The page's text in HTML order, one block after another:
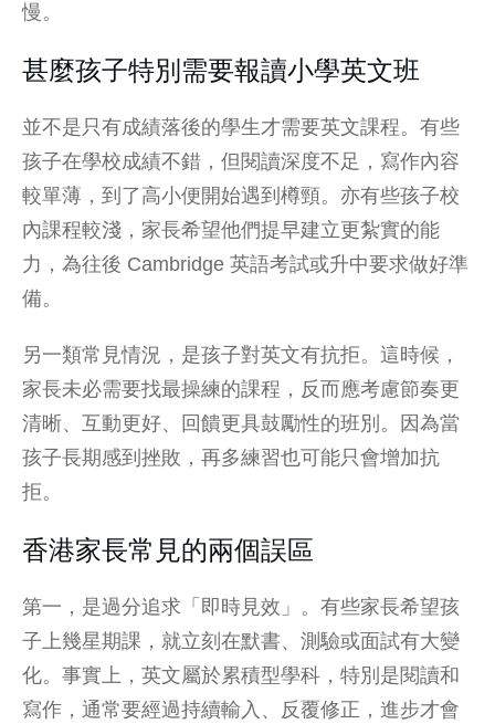
慢。
甚麼孩子特別需要報讀小學英文班
並不是只有成績落後的學生才需要英文課程。有些
孩子在學校成績不錯，但閱讀深度不足，寫作內容
較單薄，到了高小便開始遇到樽頸。亦有些孩子校
內課程較淺，家長希望他們提早建立更紮實的能
力，為往後 Cambridge 英語考試或升中要求做好準
備。
另一類常見情況，是孩子對英文有抗拒。這時候，
家長未必需要找最操練的課程，反而應考慮節奏更
清晰、互動更好、回饋更具鼓勵性的班別。因為當
孩子長期感到挫敗，再多練習也可能只會增加抗
拒。
香港家長常見的兩個誤區
第一，是過分追求「即時見效」。有些家長希望孩
子上幾星期課，就立刻在默書、測驗或面試有大變
化。事實上，英文屬於累積型學科，特別是閱讀和
寫作，通常要經過持續輸入、反覆修正，進步才會